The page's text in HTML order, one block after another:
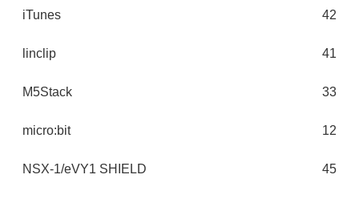
iTunes 42
linclip 41
M5Stack 33
micro:bit 12
NSX-1/eVY1 SHIELD 45